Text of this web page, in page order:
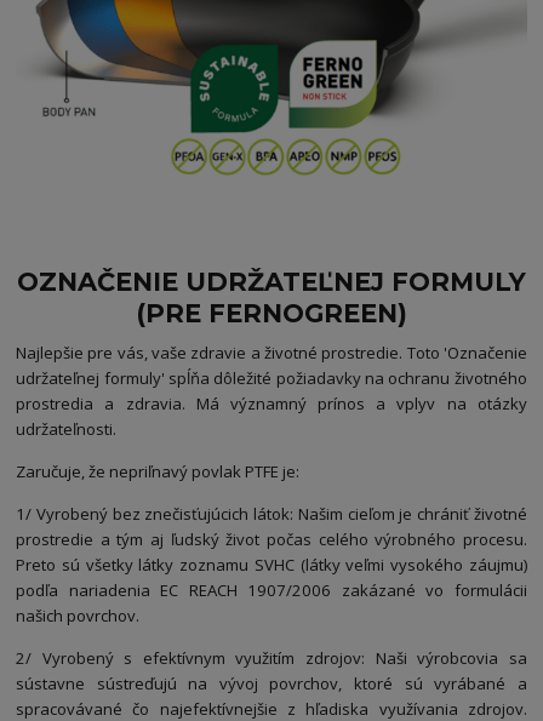
OZNAČENIE UDRŽATEĽNEJ FORMULY
(PRE FERNOGREEN)
Najlepšie pre vás, vaše zdravie a životné prostredie. Toto 'Označenie
udržateľnej formuly' spĺňa dôležité požiadavky na ochranu životného
prostredia a zdravia. Má významný prínos a vplyv na otázky
udržateľnosti.
Zaručuje, že nepriľnavý povlak PTFE je:
1/ Vyrobený bez znečisťujúcich látok: Našim cieľom je chrániť životné
prostredie a tým aj ľudský život počas celého výrobného procesu.
Preto sú všetky látky zoznamu SVHC (látky veľmi vysokého záujmu)
podľa nariadenia EC REACH 1907/2006 zakázané vo formulácii
našich povrchov.
2/ Vyrobený s efektívnym využitím zdrojov: Naši výrobcovia sa
sústavne sústreďujú na vývoj povrchov, ktoré sú vyrábané a
spracovávané čo najefektívnejšie z hľadiska využívania zdrojov.